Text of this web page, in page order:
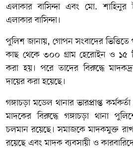
এলাকার বাসিন্দা এবং মো.
এলাকার বাসিন্দা।
পুলিশ জানায়, গোপন সংবাদের ভিত্তিতে
কাছ থেকে ৩০০ গ্রাম হেরোইন ও ১৫
করা হয়। পরে তাদের বিরুদ্ধে
দায়ের করা হয়েছে।
গঙ্গাচড়া মডেল থানার ভারপ্রাপ্ত
মাদকের বিরুদ্ধে গঙ্গাচড়া থানা
চলমান রয়েছে। সমাজকে মাদকমুক্ত
রয়েছে এবং মাদক ব্যবসায়ী ও